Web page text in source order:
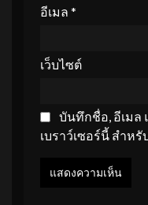
อีเมล *
เว็บไซต์
บันทึกชื่อ, อีเมล
เบราว์เซอร์นี้ สำห